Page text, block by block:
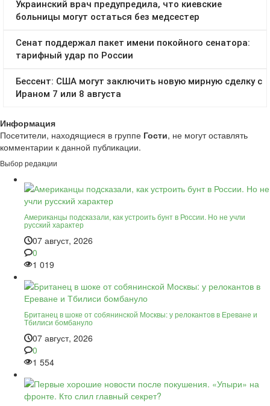
Информация
Посетители, находящиеся в группе Гости, не могут оставлять
комментарии к данной публикации.
Выбор редакции
Американцы подсказали, как устроить бунт в России. Но не учли
русский характер
07 август, 2026
0
1 019
Британец в шоке от собянинской Москвы: у релокантов в Ереване и
Тбилиси бомбануло
07 август, 2026
0
1 554